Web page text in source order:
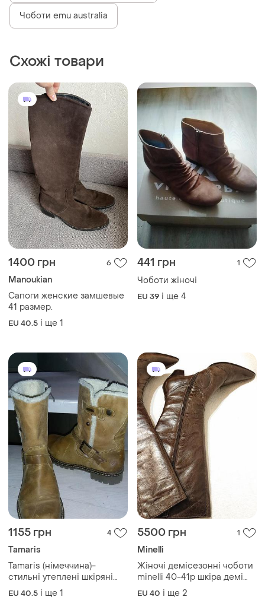
Чоботи emu australia
Схожі товари
1400 грн 6
Manoukian
Сапоги женские замшевые
41 размер.
EU 40.5 і ще 1
441 грн 1
Чоботи жіночі
EU 39 і ще 4
1155 грн 4
Tamaris
Tamaris (німеччина)-
стильні утеплені шкіряні
чоботи р.41 (27,2 см)
EU 40.5 і ще 1
5500 грн 1
Minelli
Жіночі демісезонні чоботи
minelli 40-41р шкіра демі
чоботи
EU 40 і ще 2